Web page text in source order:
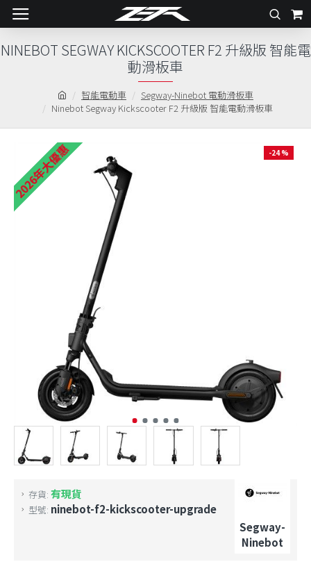
智能電動車
Segway-Ninebot 電動滑板車
Ninebot Segway Kickscooter F2 升級版 智能電動滑板車
NINEBOT SEGWAY KICKSCOOTER F2 升級版 智能電
動滑板車
2026年大優惠 -24 %
存貨: 有現貨
型號: ninebot-f2-kickscooter-upgrade
Segway-
Ninebot